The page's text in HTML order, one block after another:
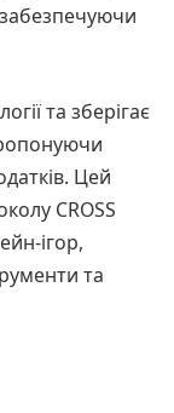
забезпечуючи
та зберігає
Цей
CROSS
ігор,
та